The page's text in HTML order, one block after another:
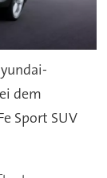
dem
Sport SUV